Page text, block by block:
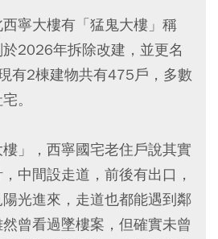
寧大樓有「猛鬼大樓」稱
2026年拆除改建，並更名
有2棟建物共有475戶，多數
。
」，西寧國宅老住戶說其實
中間設走道，前後有出口，
光進來，走道也都能遇到鄰
曾看過墜樓案，但確實未曾